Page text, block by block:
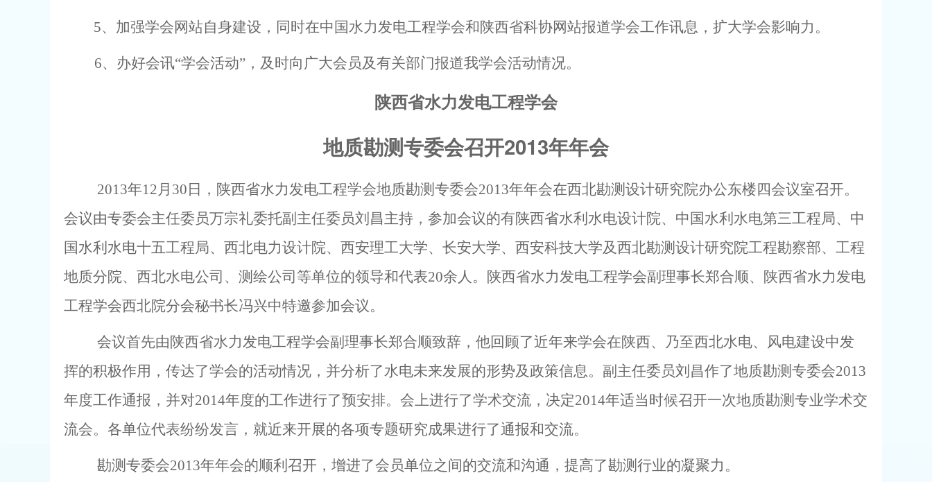
5、加强学会网站自身建设，同时在中国水力发电工程学会和陕西省科协网站报道学会工作讯息，扩大学会影响力。
6、办好会讯“学会活动”，及时向广大会员及有关部门报道我学会活动情况。
陕西省水力发电工程学会
地质勘测专委会召开2013年年会
2013年12月 30 日 ，陕西省水力发电工程学会地质勘测专委会2013年年会在西北勘测设计研究院办公东楼四会议室召开。
会议由专委会主任委员万宗礼委托副主任委员刘昌主持，参加会议的有陕西省水利水电设计院、中国水利水电第三工程局、中
国水利水电十五工程局、西北电力设计院、西安理工大学、长安大学、西安科技大学及西北勘测设计研究院工程勘察部、工程
地质分院、西北水电公司、测绘公司等单位的领导和代表20余人。陕西省水力发电工程学会副理事长郑合顺、陕西省水力发电
工程学会西北院分会秘书长冯兴中特邀参加会议。
会议首先由陕西省水力发电工程学会副理事长郑合顺致辞，他回顾了近年来学会在陕西、乃至西北水电、风电建设中发
挥的积极作用，传达了学会的活动情况，并分析了水电未来发展的形势及政策信息。副主任委员刘昌作了地质勘测专委会2013
年度工作通报，并对2014年度的工作进行了预安排。会上进行了学术交流，决定2014年适当时候召开一次地质勘测专业学术交
流会。各单位代表纷纷发言，就近来开展的各项专题研究成果进行了通报和交流。
勘测专委会2013年年会的顺利召开，增进了会员单位之间的交流和沟通，提高了勘测行业的凝聚力。